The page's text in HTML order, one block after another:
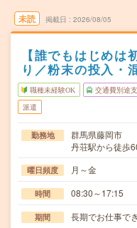
未読 掲載日 2026/08/05
【誰でもはじめは
り／粉末の投入・
職種未経験OK 交通費別途
派遣
勤務地
群馬県藤岡市
丹荘駅から徒歩
曜日頻度 月～金
時間 08:30～17:15
期間 長期でお仕事で